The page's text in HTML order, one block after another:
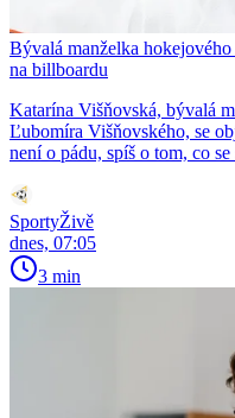
Bývalá manželka
na billboardu
Katarína Višňovská, bývalá
Ľubomíra Višňovského, se
není o pádu, spíš o tom, co
SportyŽivě
dnes, 07:05
3 min